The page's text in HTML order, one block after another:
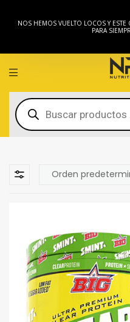
NOS HEMOS VUELTO LOCOS Y ESTE
PARA